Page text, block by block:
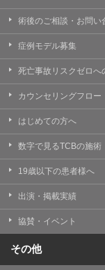
術後のご相談・お問い
症例モデル募集
死亡事故リスクゼロへ
カウンセリングフロー
はじめての方へ
数字で見るTCBの施術
19歳以下の患者様へ
出演・掲載実績
協賛・イベント
その他